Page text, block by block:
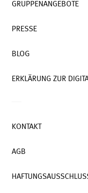
GRUPPENANGEBOTE
PRESSE
BLOG
ERKLÄRUNG ZUR
KONTAKT
AGB